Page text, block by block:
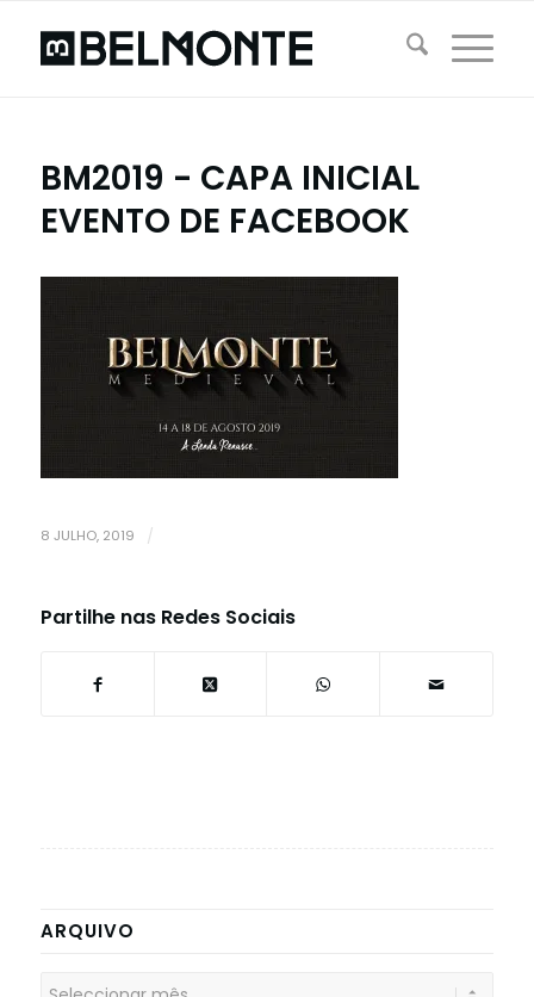
BM2019 - CAPA INICIAL
EVENTO DE FACEBOOK
8 JULHO, 2019 /
Partilhe nas Redes Sociais
ARQUIVO